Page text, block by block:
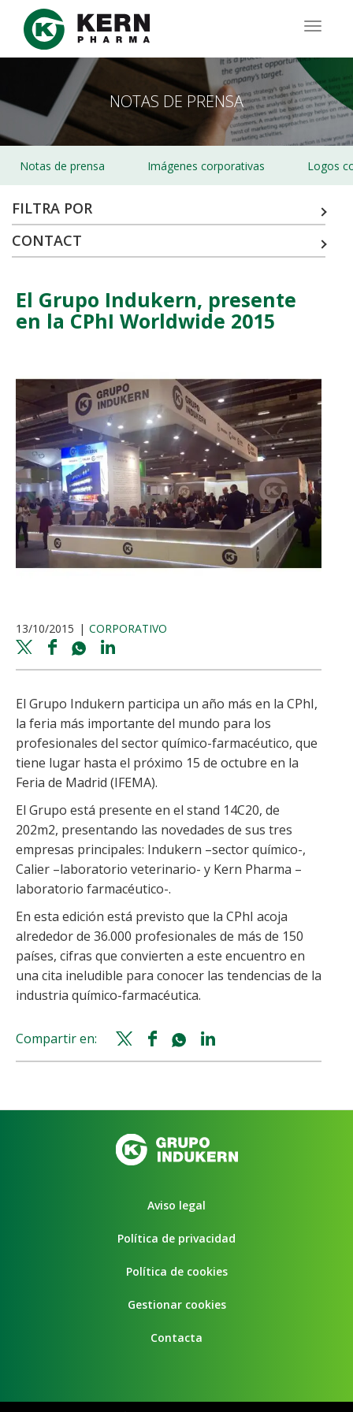
Pasar
contenido
NOTAS DE PRENSA
Notas de prensa Imágenes corporativas Logos
FILTRA POR
CONTACT
El Grupo Indukern, presente
en la CPhI Worldwide 2015
13/10/2015 CORPORATIVO
Twitter
share
Facebook
share
Whatsapp
shareshare
El Grupo Indukern participa un año más en la CPhI,
la feria más importante del mundo para los
profesionales del sector químico-farmacéutico, que
tiene lugar hasta el próximo 15 de octubre en la
Feria de Madrid (IFEMA).
El Grupo está presente en el stand 14C20, de
202m2, presentando las novedades de sus tres
empresas principales: Indukern –sector químico-,
Calier –laboratorio veterinario- y Kern Pharma –
laboratorio farmacéutico-.
En esta edición está previsto que la CPhI acoja
alrededor de 36.000 profesionales de más de 150
países, cifras que convierten a este encuentro en
una cita ineludible para conocer las tendencias de la
industria químico-farmacéutica.
Compartir en:
Twitter
share
Facebook
share
Whatsapp
shareshare
Aviso legal
Política de privacidad
Política de cookies
Gestionar cookies
Contacta